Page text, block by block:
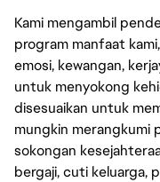
Kami mengambil
program manfaat
emosi, kewangan,
untuk menyokong
disesuaikan untuk
mungkin merangkumi
sokongan
bergaji, cuti keluarga,